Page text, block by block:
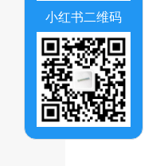
小红书二维码